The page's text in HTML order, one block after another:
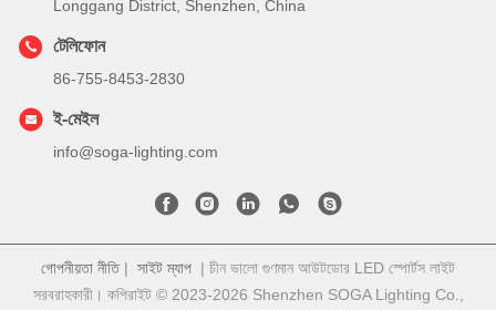
Longgang District, Shenzhen, China
টেলিফোন
86-755-8453-2830
ই-মেইল
info@soga-lighting.com
গোপনীয়তা নীতি| সাইট ম্যাপ | চীন ভালো গুণমান আউটডোর LED স্পোর্টস লাইট
সরবরাহকারী। কপিরাইট © 2023-2026 Shenzhen SOGA Lighting Co.,